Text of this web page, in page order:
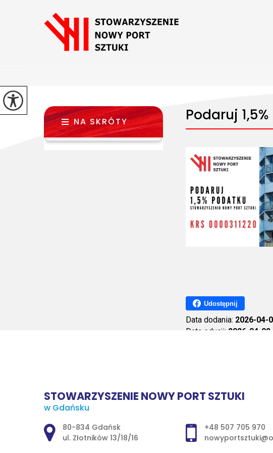
Podaruj
Udostępnij
Data dodania: 2026-04-
Data edycji: 2026-04-02
NA SKRÓTY
STOWARZYSZENIE NOWY PORT SZTUKI
w Gdańsku
Adres pocztowy:
80-834 Gdańsk
ul. Złotników 13/18/16
+48 507 705 970